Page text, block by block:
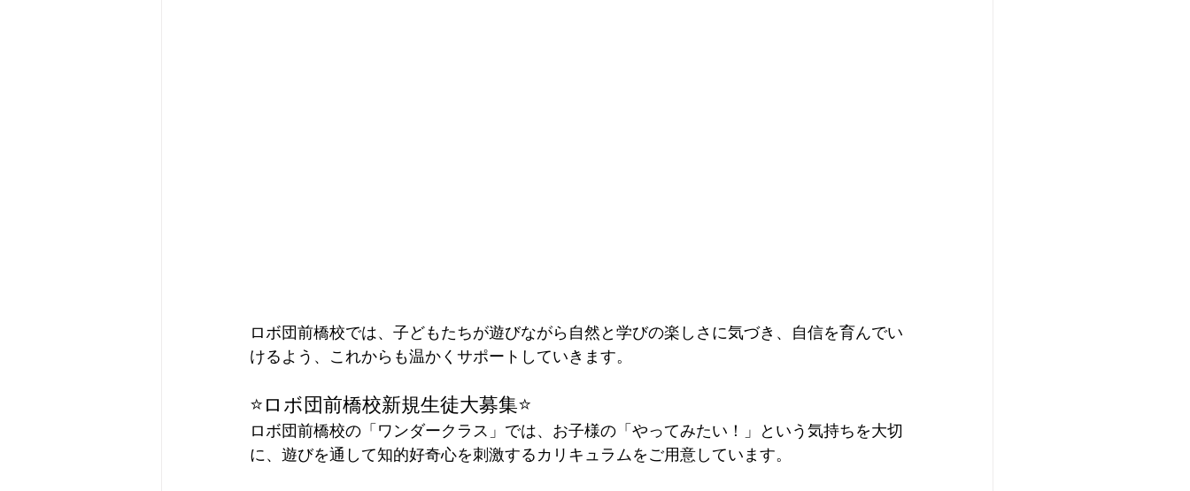
ロボ団前橋校では、子どもたちが遊びながら自然と学びの楽しさに気づき、自信を育んでい
けるよう、これからも温かくサポートしていきます。
⭐️ロボ団前橋校新規生徒大募集⭐️
ロボ団前橋校の「ワンダークラス」では、お子様の「やってみたい！」という気持ちを大切
に、遊びを通して知的好奇心を刺激するカリキュラムをご用意しています。